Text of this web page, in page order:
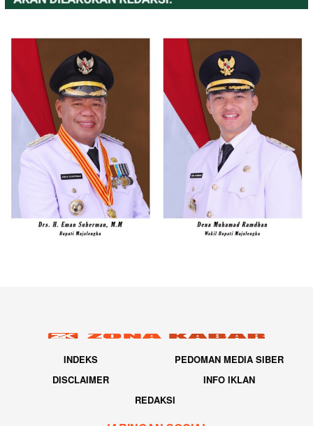
INDEKS
PEDOMAN MEDIA SIBER
DISCLAIMER
INFO IKLAN
REDAKSI